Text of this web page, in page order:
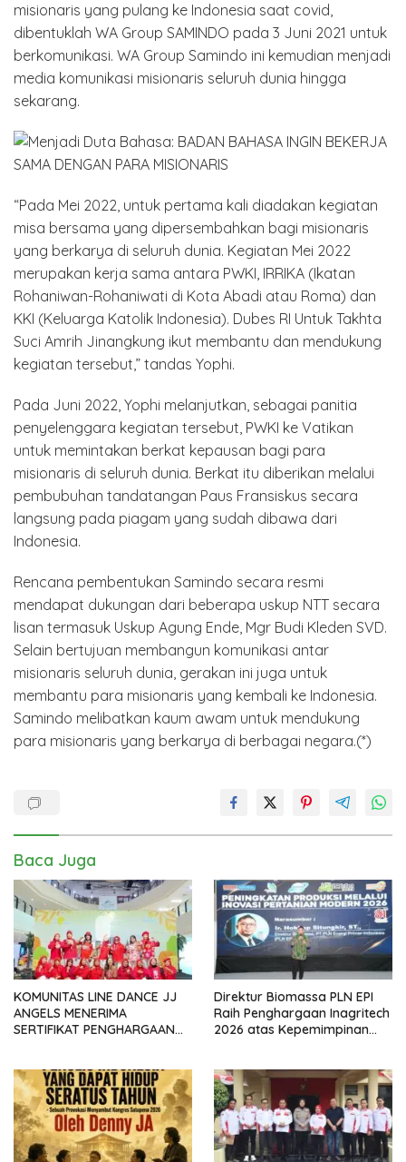
misionaris yang pulang ke Indonesia saat covid,
dibentuklah WA Group SAMINDO pada 3 Juni 2021 untuk
berkomunikasi. WA Group Samindo ini kemudian menjadi
media komunikasi misionaris seluruh dunia hingga
sekarang.
“Pada Mei 2022, untuk pertama kali diadakan kegiatan
misa bersama yang dipersembahkan bagi misionaris
yang berkarya di seluruh dunia. Kegiatan Mei 2022
merupakan kerja sama antara PWKI, IRRIKA (Ikatan
Rohaniwan-Rohaniwati di Kota Abadi atau Roma) dan
KKI (Keluarga Katolik Indonesia). Dubes RI Untuk Takhta
Suci Amrih Jinangkung ikut membantu dan mendukung
kegiatan tersebut,” tandas Yophi.
Pada Juni 2022, Yophi melanjutkan, sebagai panitia
penyelenggara kegiatan tersebut, PWKI ke Vatikan
untuk memintakan berkat kepausan bagi para
misionaris di seluruh dunia. Berkat itu diberikan melalui
pembubuhan tandatangan Paus Fransiskus secara
langsung pada piagam yang sudah dibawa dari
Indonesia.
Rencana pembentukan Samindo secara resmi
mendapat dukungan dari beberapa uskup NTT secara
lisan termasuk Uskup Agung Ende, Mgr Budi Kleden SVD.
Selain bertujuan membangun komunikasi antar
misionaris seluruh dunia, gerakan ini juga untuk
membantu para misionaris yang kembali ke Indonesia.
Samindo melibatkan kaum awam untuk mendukung
para misionaris yang berkarya di berbagai negara.(*)
Baca Juga
KOMUNITAS LINE DANCE JJ
ANGELS MENERIMA
SERTIFIKAT PENGHARGAAN
Direktur Biomassa PLN EPI
Raih Penghargaan Inagritech
2026 atas Kepemimpinan